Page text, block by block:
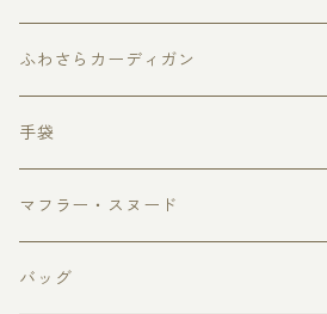
どうぶつアイス・アイスクリーム
ハート
ふわさらカーディガン
手袋
マフラー・スヌード
バッグ